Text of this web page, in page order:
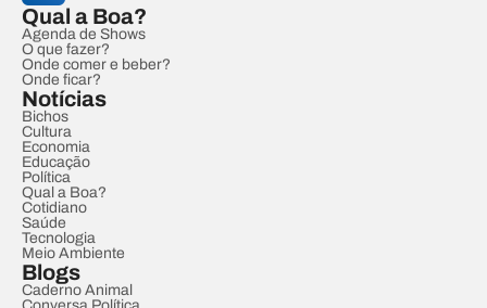
Qual a Boa?
Agenda de Shows
O que fazer?
Onde comer e beber?
Onde ficar?
Notícias
Bichos
Cultura
Economia
Educação
Política
Qual a Boa?
Cotidiano
Saúde
Tecnologia
Meio Ambiente
Blogs
Caderno Animal